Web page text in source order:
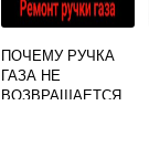
ПОЧЕМУ РУЧКА
ГАЗА НЕ
ВОЗВРАЩАЕТСЯ